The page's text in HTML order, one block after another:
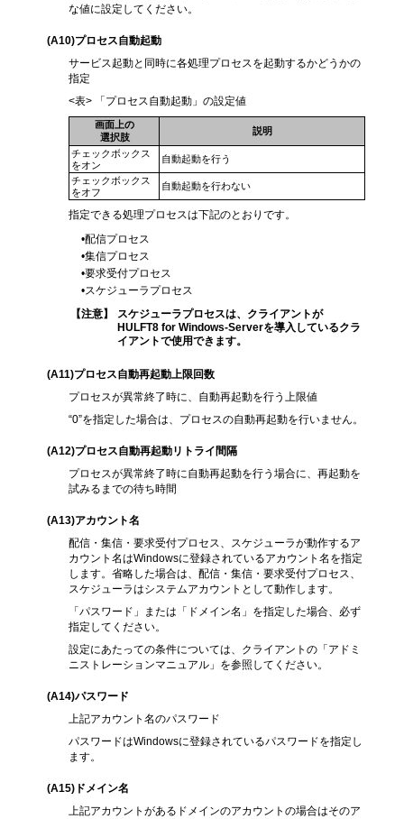
な値に設定してください。
(A10)プロセス自動起動
サービス起動と同時に各処理プロセスを起動するかどうかの
指定
<表> 「プロセス自動起動」の設定値
画面上の
選択肢
説明
チェックボックス
をオン
自動起動を行う
チェックボックス
をオフ
自動起動を行わない
指定できる処理プロセスは下記のとおりです。
•配信プロセス
•集信プロセス
•要求受付プロセス
•スケジューラプロセス
【注意】
スケジューラプロセスは、クライアントが
HULFT8 for Windows-Serverを導入しているクラ
イアントで使用できます。
(A11)プロセス自動再起動上限回数
プロセスが異常終了時に、自動再起動を行う上限値
“0”を指定した場合は、プロセスの自動再起動を行いません。
(A12)プロセス自動再起動リトライ間隔
プロセスが異常終了時に自動再起動を行う場合に、再起動を
試みるまでの待ち時間
(A13)アカウント名
配信・集信・要求受付プロセス、スケジューラが動作するア
カウント名はWindowsに登録されているアカウント名を指定
します。省略した場合は、配信・集信・要求受付プロセス、
スケジューラはシステムアカウントとして動作します。
「パスワード」または「ドメイン名」を指定した場合、必ず
指定してください。
設定にあたっての条件については、クライアントの「アドミ
ニストレーションマニュアル」を参照してください。
(A14)パスワード
上記アカウント名のパスワード
パスワードはWindowsに登録されているパスワードを指定し
ます。
(A15)ドメイン名
上記アカウントがあるドメインのアカウントの場合はそのア